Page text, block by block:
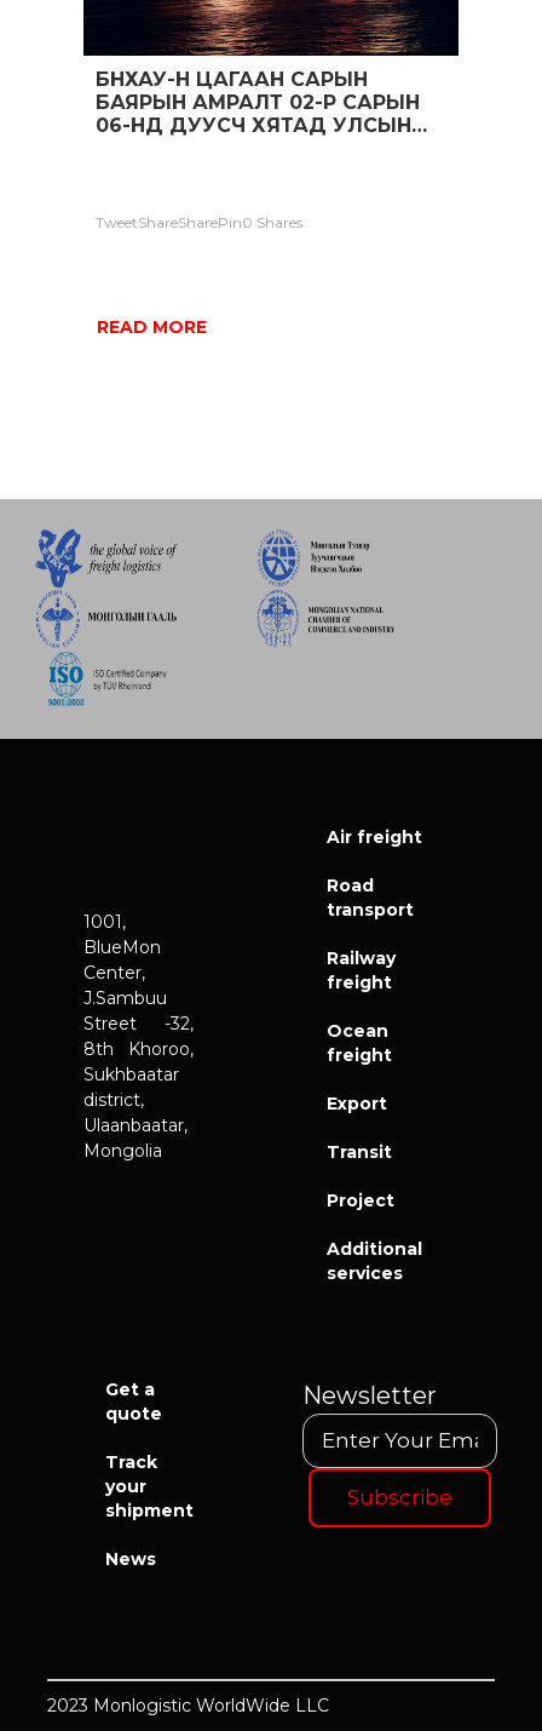
БНХАУ-Н ЦАГААН САРЫН
БАЯРЫН АМРАЛТ 02-Р САРЫН
06-НД ДУУСЧ ХЯТАД УЛСЫН
TweetShareSharePin0 Shares
READ MORE
1001,
BlueMon
Center,
J.Sambuu
Street -32,
8th Khoroo,
Sukhbaatar
district,
Ulaanbaatar,
Mongolia
Air freight
Road
transport
Railway
freight
Ocean
freight
Export
Transit
Project
Additional
services
Get a
quote
Track
your
shipment
News
Newsletter
2023 Monlogistic WorldWide LLC